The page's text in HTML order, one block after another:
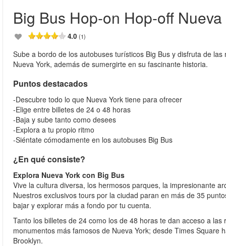
Big Bus Hop-on Hop-off Nueva
4.0 (1)
Sube a bordo de los autobuses turísticos Big Bus y disfruta de
Nueva York, además de sumergirte en su fascinante historia.
Puntos destacados
-Descubre todo lo que Nueva York tiene para ofrecer
-Elige entre billetes de 24 o 48 horas
-Baja y sube tanto como desees
-Explora a tu propio ritmo
-Siéntate cómodamente en los autobuses Big Bus
¿En qué consiste?
Explora Nueva York con Big Bus
Vive la cultura diversa, los hermosos parques, la impresionante
Nuestros exclusivos tours por la ciudad paran en más de 35
bajar y explorar más a fondo por tu cuenta.
Tanto los billetes de 24 como los de 48 horas te dan acceso a
monumentos más famosos de Nueva York; desde Times
Brooklyn.